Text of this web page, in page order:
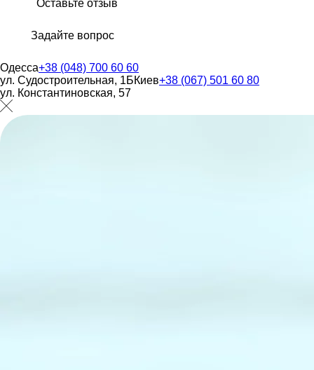
Оставьте отзыв
Задайте вопрос
Одесса+38 (048) 700 60 60
ул. Судостроительная, 1БКиев+38 (067) 501 60 80
ул. Константиновская, 57